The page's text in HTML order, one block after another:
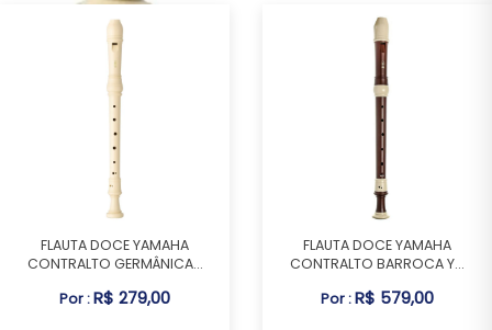
FLAUTA DOCE YAMAHA
CONTRALTO GERMÂNICA...
Por :R$ 279,00
FLAUTA DOCE YAMAHA
CONTRALTO BARROCA Y...
Por :R$ 579,00